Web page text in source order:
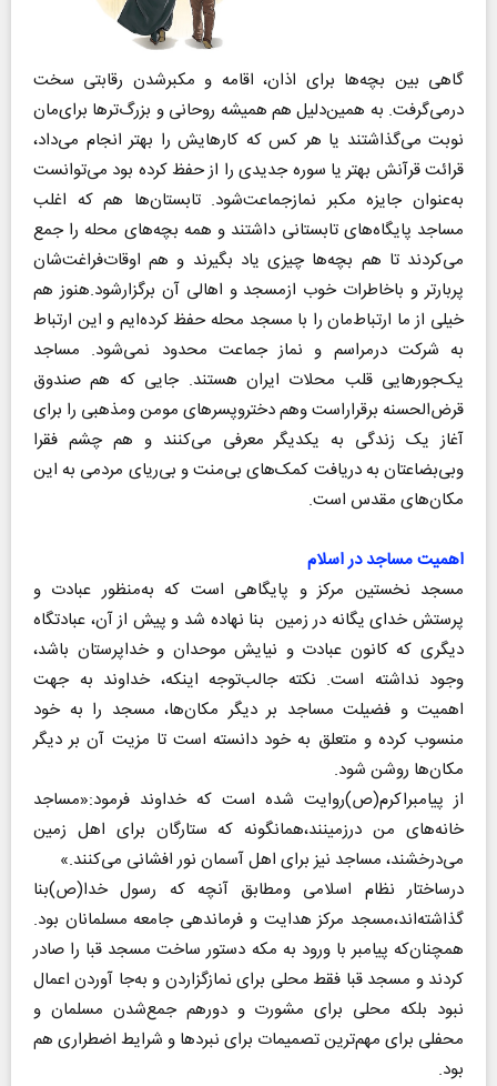
گاهی بین بچه‌ها برای اذان، اقامه و مکبر‌شدن رقابتی سخت
درمی‌گرفت. به همین‌‌دلیل هم همیشه روحانی و بزرگ‌ترها برای‌مان
نوبت می‌گذاشتند یا هر کس که کارهایش را بهتر انجام می‌داد،
قرائت قرآنش بهتر یا سوره جدیدی را از حفظ کرده بود می‌توانست
به‌عنوان جایزه مکبر نمازجماعت‌شود. تابستان‌ها هم که اغلب
مساجد پایگاه‌های تابستانی داشتند و همه بچه‌های محله را جمع
می‌کردند تا هم بچه‌ها چیزی یاد بگیرند و هم اوقات‌فراغت‌شان
پربارتر و باخاطرات خوب ازمسجد و اهالی آن برگزارشود.هنوز هم
خیلی از ما ارتباط‌مان را با مسجد محله حفظ کرده‌ایم و این ارتباط
به شرکت درمراسم و نماز جماعت محدود نمی‌شود. مساجد
یک‌جورهایی قلب محلات ایران هستند. جایی که هم صندوق
قرض‌الحسنه برقراراست وهم دختروپسرهای مومن ومذهبی را برای
آغاز یک زندگی به یکدیگر معرفی می‌کنند و هم چشم فقرا
وبی‌بضاعتان به دریافت کمک‌های بی‌منت و بی‌ریای مردمی به این
مکان‌های مقدس است.
اهمیت مساجد در اسلام
مسجد نخستین مرکز و پایگاهی است که به‌منظور عبادت و
پرستش خدای یگانه در زمین بنا نهاده شد و پیش از آن، عبادتگاه
دیگری که کانون عبادت و نیایش موحدان و خداپرستان باشد،
وجود نداشته است. نکته‌ جالب‌توجه اینکه، خداوند به جهت
اهمیت و فضیلت مساجد بر دیگر مکان‌ها، مسجد را به خود
منسوب کرده و متعلق به خود دانسته است تا مزیت آن بر دیگر
مکان‌ها روشن شود.
از پیامبراکرم(ص)روایت شده است که خداوند فرمود:«مساجد
خانه‌های من درزمینند،همانگونه که ستارگان برای اهل زمین
می‌درخشند، مساجد نیز برای اهل آسمان نور افشانی می‌کنند.»
درساختار نظام اسلامی ومطابق آنچه که رسول خدا(ص)بنا
گذاشته‌اند،مسجد مرکز هدایت و فرماندهی جامعه مسلمانان بود.
همچنان‌که پیامبر با ورود به مکه دستور ساخت مسجد قبا را صادر
کردند و مسجد قبا فقط محلی برای نمازگزاردن و به‌جا آوردن اعمال
نبود بلکه محلی برای مشورت و دورهم جمع‌شدن مسلمان و
محفلی برای مهم‌ترین تصمیمات برای نبردها و شرایط اضطراری هم
بود.